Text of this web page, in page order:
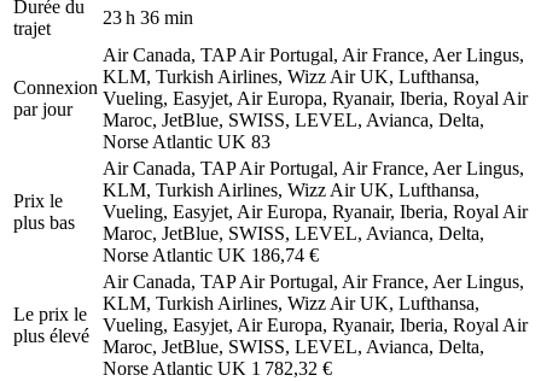
Durée du
trajet
23 h 36 min
Connexion
par jour
Air Canada, TAP Air Portugal, Air France, Aer Lingus,
KLM, Turkish Airlines, Wizz Air UK, Lufthansa,
Vueling, Easyjet, Air Europa, Ryanair, Iberia, Royal Air
Maroc, JetBlue, SWISS, LEVEL, Avianca, Delta,
Norse Atlantic UK 83
Prix ​​le
plus bas
Air Canada, TAP Air Portugal, Air France, Aer Lingus,
KLM, Turkish Airlines, Wizz Air UK, Lufthansa,
Vueling, Easyjet, Air Europa, Ryanair, Iberia, Royal Air
Maroc, JetBlue, SWISS, LEVEL, Avianca, Delta,
Norse Atlantic UK 186,74 €
Le prix le
plus élevé
Air Canada, TAP Air Portugal, Air France, Aer Lingus,
KLM, Turkish Airlines, Wizz Air UK, Lufthansa,
Vueling, Easyjet, Air Europa, Ryanair, Iberia, Royal Air
Maroc, JetBlue, SWISS, LEVEL, Avianca, Delta,
Norse Atlantic UK 1 782,32 €